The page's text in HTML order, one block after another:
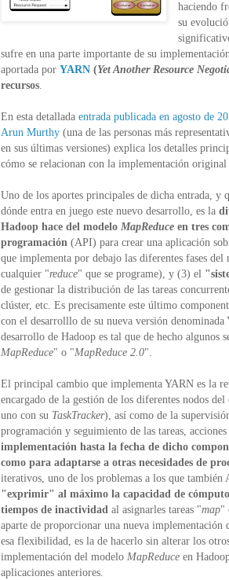
haciendo
su
sufre en una parte importante de su
aportada por YARN (Yet Another Resource
recursos.
En esta detallada entrada publicada en agosto de
Arun Murthy (una de las personas más
en sus últimas versiones) explica los detalles
cómo se relacionan con la implementación
Uno de los aportes principales de dicha entrada, y
dónde entra en juego este nuevo desarrollo, es la
Hadoop hace del modelo MapReduce en tres
programación (API) para crear una aplicación
que implementa por debajo las diferentes fases
cualquier "reduce" que se programe), y (3) el
de gestionar la distribución de las tareas
clúster, etc. Es precisamente este último
con el desarrolllo de su nueva versión
desarrollo de Hadoop es tal que de hecho algunos
MapReduce" o "MapReduce 2.0".
El principal cambio que implementa YARN es la
encargado de la gestión de los diferentes nodos
uno con su TaskTracker), así como de la
programación y seguimiento de las tareas,
implementación hasta la fecha de dicho
como para adaptarse a otras necesidades de
iterativos, uno de los problemas a los que también
"exprimir" al máximo la capacidad de
tiempos de inactividad al asignarles tareas "map"
aparte de proporcionar una nueva implementación
esa flexibilidad, es la de hacerlo sin alterar los
implementación del modelo MapReduce en
aplicaciones anteriores.